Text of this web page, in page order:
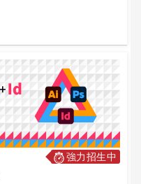
強力招生中